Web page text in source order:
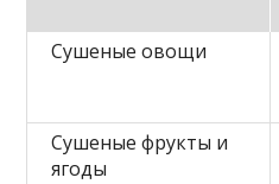
Сушеные овощи
Сушеные фрукты и
ягоды